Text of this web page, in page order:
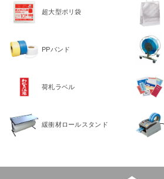
超大型ポリ袋
PPバンド
荷札ラベル
緩衝材ロールスタンド